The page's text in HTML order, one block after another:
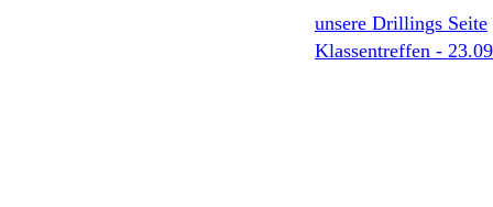
unsere Drillings Seite
Klassentreffen -